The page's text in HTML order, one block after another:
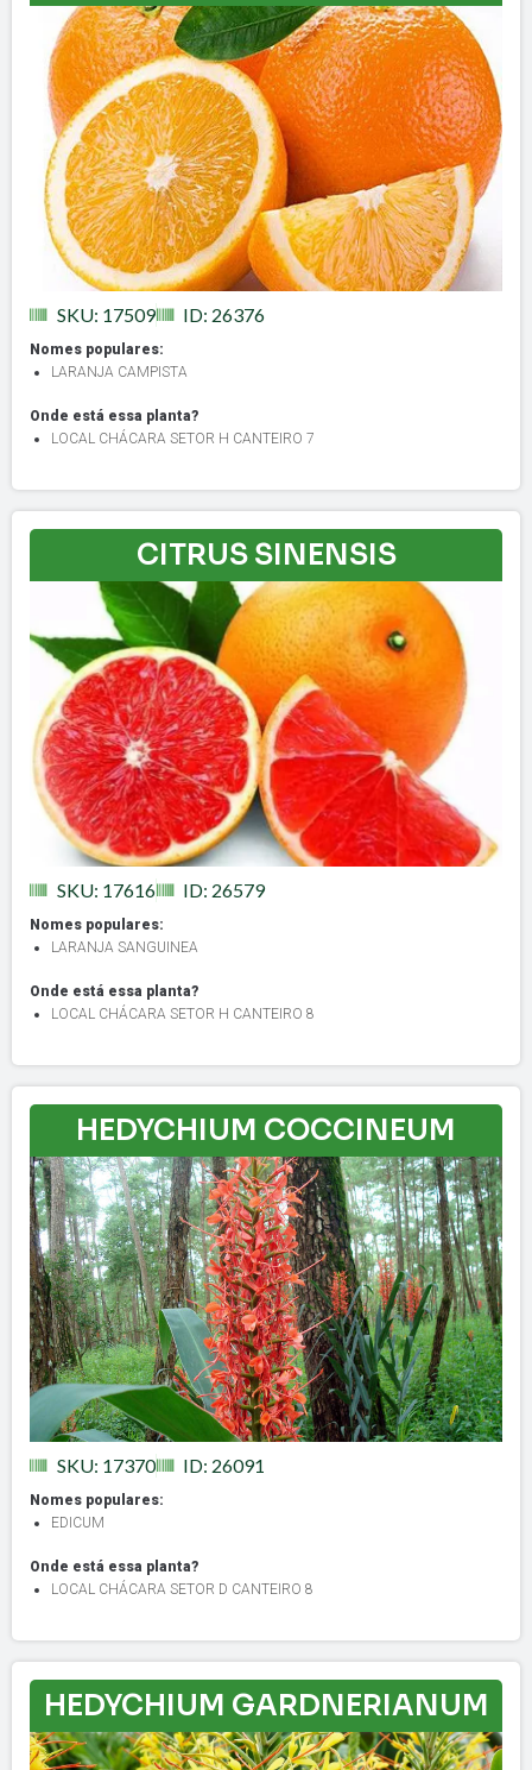
SKU: 17509 ID: 26376
Nomes populares:
LARANJA CAMPISTA
Onde está essa planta?
LOCAL CHÁCARA SETOR H CANTEIRO 7
CITRUS SINENSIS
SKU: 17616 ID: 26579
Nomes populares:
LARANJA SANGUINEA
Onde está essa planta?
LOCAL CHÁCARA SETOR H CANTEIRO 8
HEDYCHIUM COCCINEUM
SKU: 17370 ID: 26091
Nomes populares:
EDICUM
Onde está essa planta?
LOCAL CHÁCARA SETOR D CANTEIRO 8
HEDYCHIUM GARDNERIANUM